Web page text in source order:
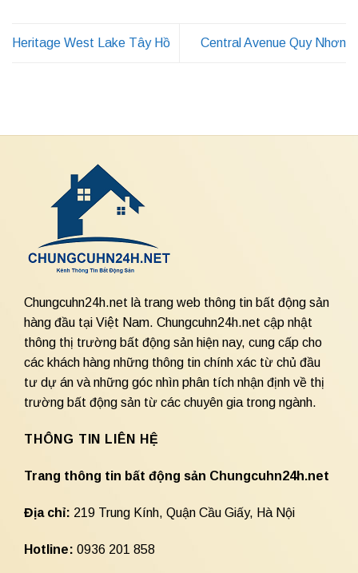
Heritage West Lake Tây Hồ Central Avenue Quy Nhơn
Chungcuhn24h.net là trang web thông tin bất động sản
hàng đầu tại Việt Nam. Chungcuhn24h.net cập nhật
thông thị trường bất động sản hiện nay, cung cấp cho
các khách hàng những thông tin chính xác từ chủ đầu
tư dự án và những góc nhìn phân tích nhận định về thị
trường bất động sản từ các chuyên gia trong ngành.
THÔNG TIN LIÊN HỆ
Trang thông tin bất động sản Chungcuhn24h.net
Địa chỉ: 219 Trung Kính, Quận Cầu Giấy, Hà Nội
Hotline: 0936 201 858